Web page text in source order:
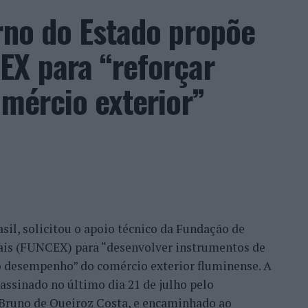
presença em vários concelhos da Beira
promessa conquistada e é isto que eu faço.
na medida em que as pessoas sentem a
nós temos feito, no fundo, por uma
Belmonte, Fundão, Manteigas, tenho feito um
este consultor, que acrescentou que esse
demonstrada por clientes nacionais e
para um desenvolvimento turístico”,
da habitação impulsionam o
do Estado propõe
para “reforçar
exterior”
solicitou o apoio técnico da Fundação de
(FUNCEX) para “desenvolver instrumentos de
do comércio exterior fluminense. A
no último dia 21 de julho pelo
de Queiroz Costa, e encaminhado ao